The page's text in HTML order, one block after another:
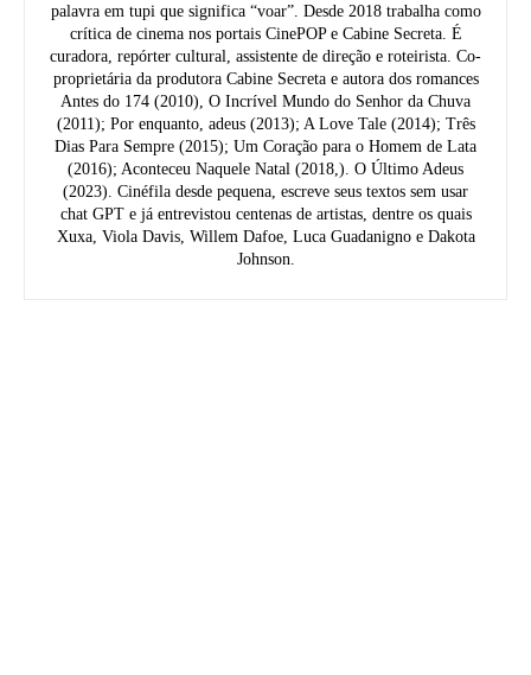
palavra em tupi que significa “voar”. Desde 2018 trabalha como
crítica de cinema nos portais CinePOP e Cabine Secreta. É
curadora, repórter cultural, assistente de direção e roteirista. Co-
proprietária da produtora Cabine Secreta e autora dos romances
Antes do 174 (2010), O Incrível Mundo do Senhor da Chuva
(2011); Por enquanto, adeus (2013); A Love Tale (2014); Três
Dias Para Sempre (2015); Um Coração para o Homem de Lata
(2016); Aconteceu Naquele Natal (2018,). O Último Adeus
(2023). Cinéfila desde pequena, escreve seus textos sem usar
chat GPT e já entrevistou centenas de artistas, dentre os quais
Xuxa, Viola Davis, Willem Dafoe, Luca Guadanigno e Dakota
Johnson.